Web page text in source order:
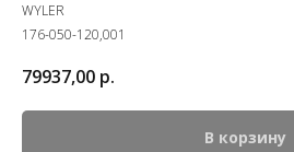
WYLER
176-050-120,001
79937,00 р.
В корзину